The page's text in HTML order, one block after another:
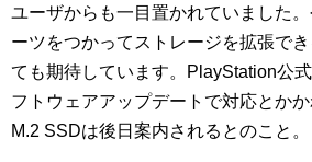
ユーザからも一目置かれていました
ーツをつかってストレージを拡張で
ても期待しています。PlayStation公
フトウェアアップデートで対応とか
M.2 SSDは後日案内されるとのこと。